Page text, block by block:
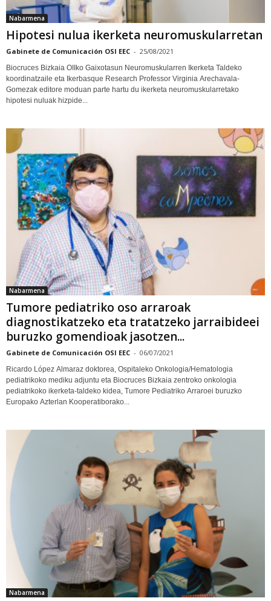
Nabarmena
Hipotesi nulua ikerketa neuromuskularretan
Gabinete de Comunicación OSI EEC - 25/08/2021
Biocruces Bizkaia OIIko Gaixotasun Neuromuskularren Ikerketa Taldeko
koordinatzaile eta Ikerbasque Research Professor Virginia Arechavala-
Gomezak editore moduan parte hartu du ikerketa neuromuskularretako
hipotesi nuluak hizpide...
Nabarmena
Tumore pediatriko oso arraroak
diagnostikatzeko eta tratatzeko jarraibideei
buruzko gomendioak jasotzen...
Gabinete de Comunicación OSI EEC - 06/07/2021
Ricardo López Almaraz doktorea, Ospitaleko Onkologia/Hematologia
pediatrikoko mediku adjuntu eta Biocruces Bizkaia zentroko onkologia
pediatrikoko ikerketa-taldeko kidea, Tumore Pediatriko Arraroei buruzko
Europako Azterlan Kooperatiborako...
Nabarmena